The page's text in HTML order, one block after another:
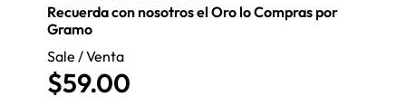
Recuerda con nosotros el Oro lo Compras por
Gramo
Sale / Venta
$59.00